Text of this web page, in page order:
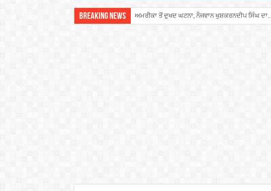
Breaking News ਅਮਰੀਕਾ ਤੋਂ ਦੁਖਦ ਘਟਨਾ, ਨੌਜਵਾਨ ਖੁਸ਼ਕਰਨਦੀਪ ਸਿੰਘ ਦਾ..